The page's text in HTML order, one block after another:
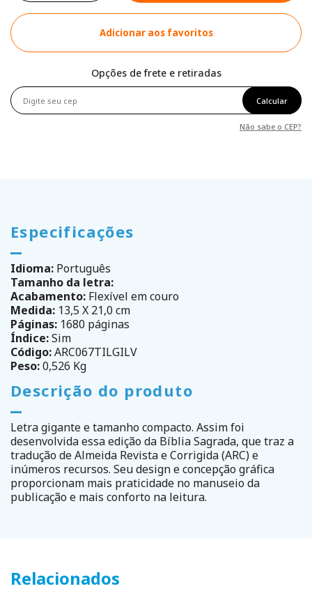
Adicionar aos favoritos
Opções de frete e retiradas
Calcular
Não sabe o CEP?
Especificações
Idioma: Português
Tamanho da letra:
Acabamento: Flexível em couro
Medida: 13,5 X 21,0 cm
Páginas: 1680 páginas
Índice:Sim
Código:ARC067TILGILV
Peso:0,526 Kg
Descrição do produto
Letra gigante e tamanho compacto. Assim foi
desenvolvida essa edição da Bíblia Sagrada, que traz a
tradução de Almeida Revista e Corrigida (ARC) e
inúmeros recursos. Seu design e concepção gráfica
proporcionam mais praticidade no manuseio da
publicação e mais conforto na leitura.
Relacionados